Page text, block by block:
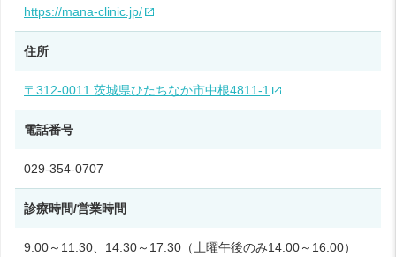
https://mana-clinic.jp/
住所
〒312-0011 茨城県ひたちなか市中根4811-1
電話番号
029-354-0707
診療時間/営業時間
9:00～11:30、14:30～17:30（土曜午後のみ14:00～16:00）